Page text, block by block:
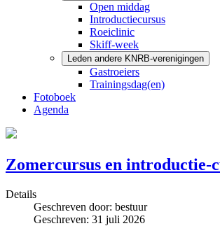
Open middag
Introductiecursus
Roeiclinic
Skiff-week
Leden andere KNRB-verenigingen
Gastroeiers
Trainingsdag(en)
Fotoboek
Agenda
Zomercursus en introductie-
Details
Geschreven door: bestuur
Geschreven: 31 juli 2026